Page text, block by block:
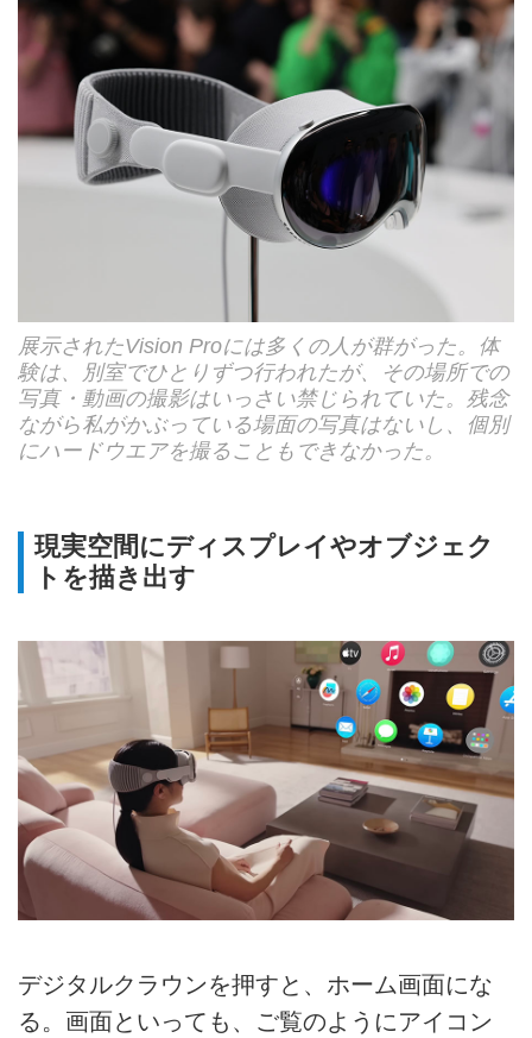
展示されたVision Proには多くの人が群がった。体
験は、別室でひとりずつ行われたが、その場所での
写真・動画の撮影はいっさい禁じられていた。残念
ながら私がかぶっている場面の写真はないし、個別
にハードウエアを撮ることもできなかった。
現実空間にディスプレイやオブジェク
トを描き出す
デジタルクラウンを押すと、ホーム画面にな
る。画面といっても、ご覧のようにアイコン